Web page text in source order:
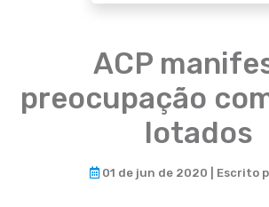
ACP
preocupação
lotados
01 de jun de 2020 | Escrito